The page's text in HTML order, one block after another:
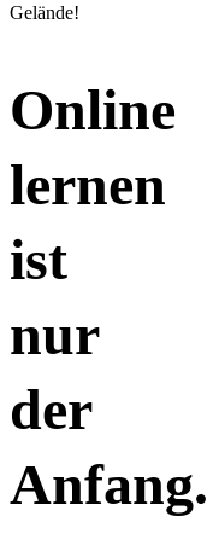
Gelände!
Online
lernen
ist
nur
der
Anfang.